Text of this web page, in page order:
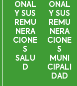
ONAL
Y SUS
REMU
NERA
CIONE
S
SALU
D
ONAL
Y SUS
REMU
NERA
CIONE
S
MUNI
CIPALI
DAD